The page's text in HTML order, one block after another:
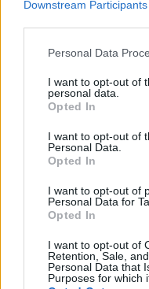
Downstream Participants
Please note that this
not limited to your visit
grant or deny consent
use your data for below
consent section.
Personal Data
I want to opt-out of
personal data.
Opted In
I want to opt-out of
Personal Data.
Opted In
I want to opt-out of
Personal Data for
Opted In
I want to opt-out of
Retention, Sale,
Personal Data that
Purposes for which
զինվորի և
Սեղմեք կամ
տեղեկություններ